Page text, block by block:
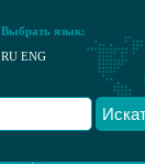
Выбрать язык:
RU ENG